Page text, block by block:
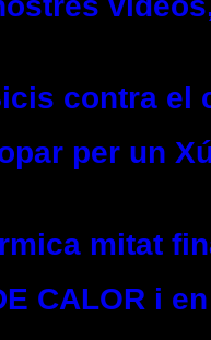
contra el
per un
mitat
CALOR i